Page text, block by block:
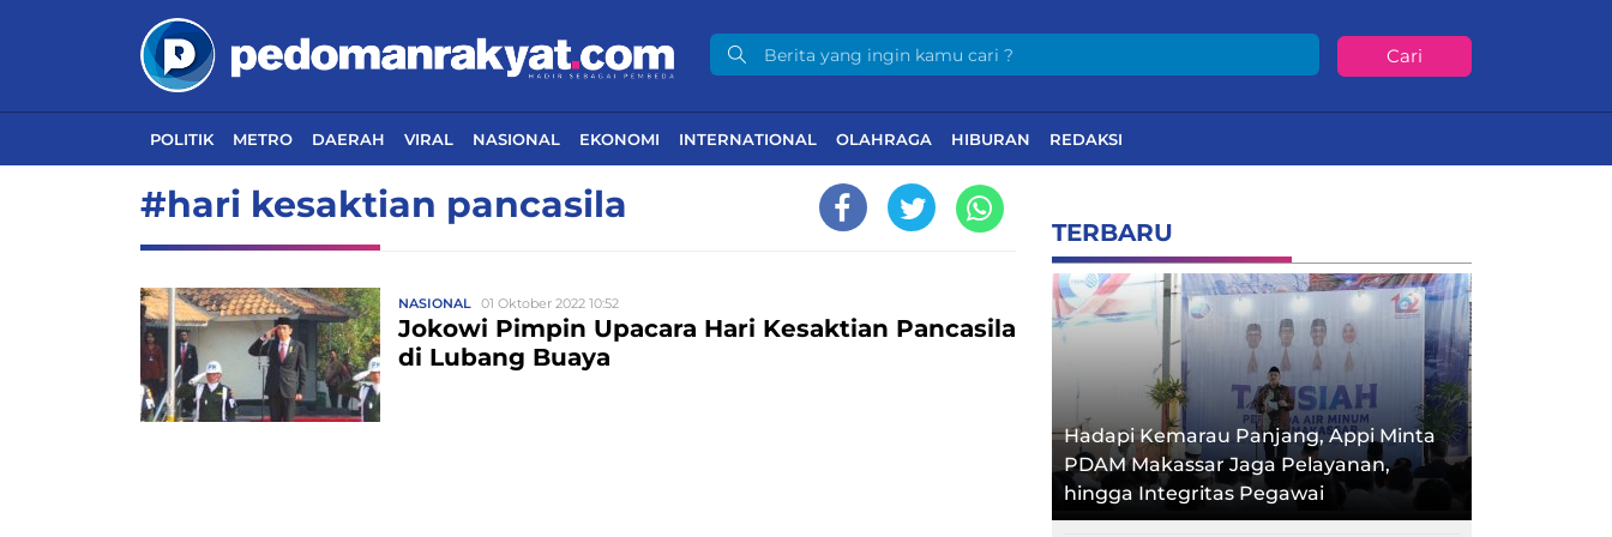
Cari
POLITIK METRO DAERAH VIRAL NASIONAL EKONOMI INTERNATIONAL OLAHRAGA HIBURAN REDAKSI
#hari kesaktian pancasila
NASIONAL 01 Oktober 2022 10:52
Jokowi Pimpin Upacara Hari Kesaktian Pancasila
di Lubang Buaya
TERBARU
Hadapi Kemarau Panjang, Appi Minta
PDAM Makassar Jaga Pelayanan,
hingga Integritas Pegawai